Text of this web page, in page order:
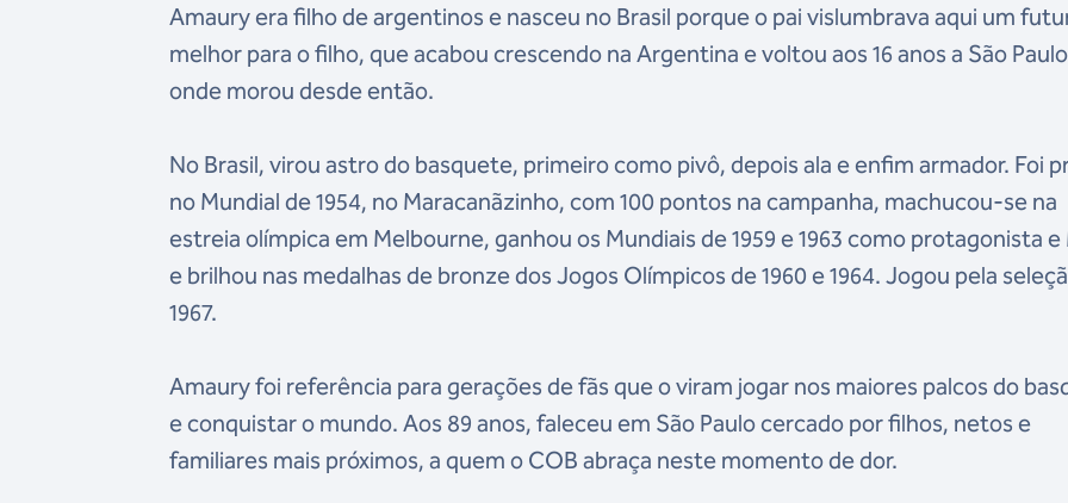
Amaury era filho de argentinos e nasceu no Brasil porque o pai vislumbrava aqui um
melhor para o filho, que acabou crescendo na Argentina e voltou aos 16 anos a São
onde morou desde então.
No Brasil, virou astro do basquete, primeiro como pivô, depois ala e enfim armador. Foi
no Mundial de 1954, no Maracanãzinho, com 100 pontos na campanha, machucou-se na
estreia olímpica em Melbourne, ganhou os Mundiais de 1959 e 1963 como protagonista e
e brilhou nas medalhas de bronze dos Jogos Olímpicos de 1960 e 1964. Jogou pela
1967.
Amaury foi referência para gerações de fãs que o viram jogar nos maiores palcos do
e conquistar o mundo. Aos 89 anos, faleceu em São Paulo cercado por filhos, netos e
familiares mais próximos, a quem o COB abraça neste momento de dor.